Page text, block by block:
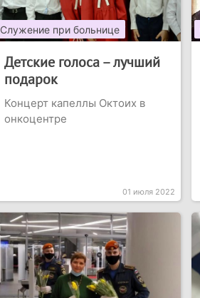
Служение при больнице
Детские голоса – лучший
подарок
Концерт капеллы Октоих в
онкоцентре
01 июля 2022